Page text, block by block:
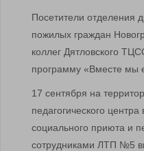
Посетители отделения
пожилых граждан
коллег Дятловского
программу «Вместе мы
17 сентября на
педагогического центра
социального приюта и
сотрудниками ЛТП №5